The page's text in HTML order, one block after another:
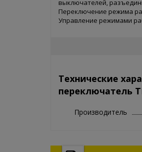
выключателей,
Переключение режима
Управление режимами
Технические
переключатель
Производитель